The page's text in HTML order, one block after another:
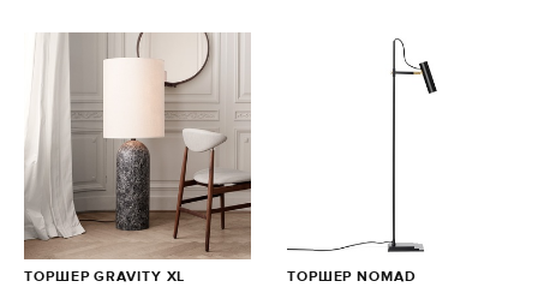
ТОРШЕР GRAVITY XL ТОРШЕР NOMAD